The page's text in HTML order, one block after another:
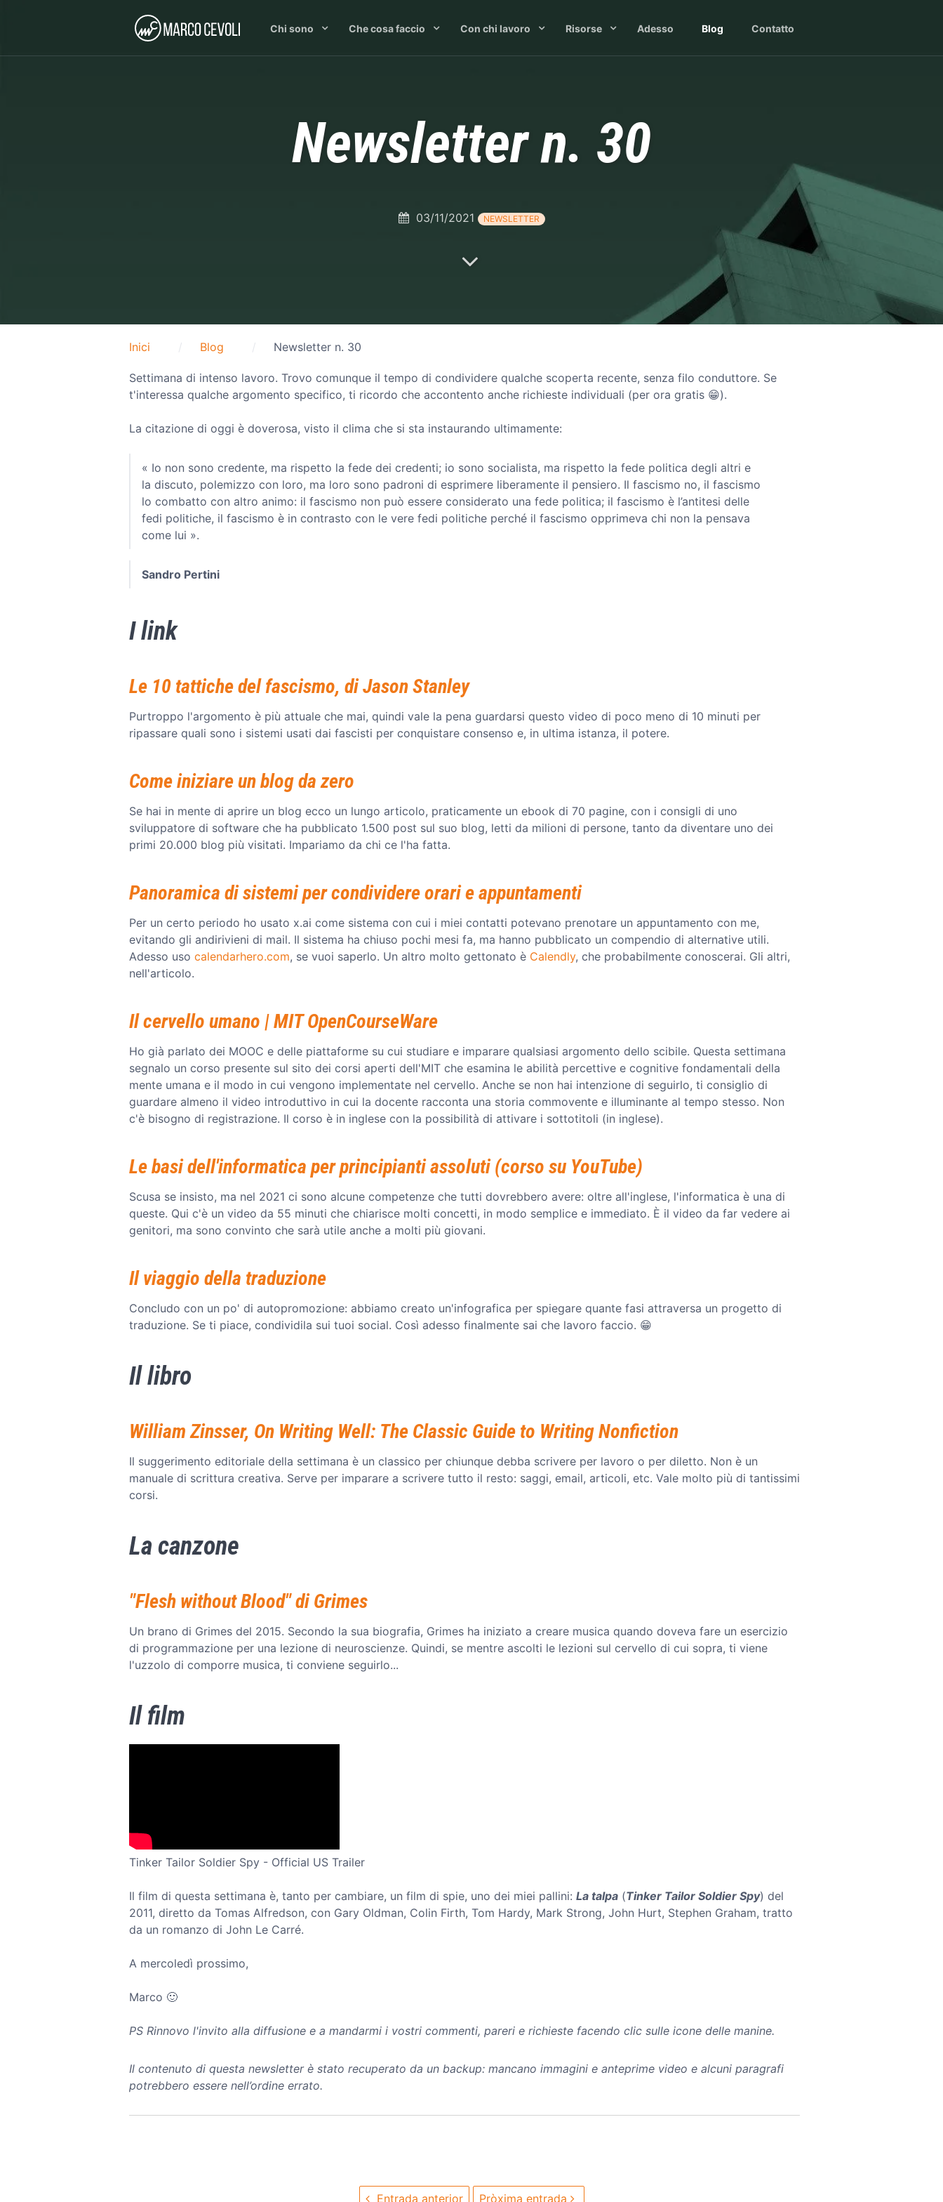
Chi sono Che cosa faccio Con chi lavoro Risorse Adesso Blog Contatto
Newsletter n. 30
03/11/2021 NEWSLETTER
Inici Blog Newsletter n. 30
Settimana di intenso lavoro. Trovo comunque il tempo di condividere qualche scoperta recente, senza filo conduttore. Se
t'interessa qualche argomento specifico, ti ricordo che accontento anche richieste individuali (per ora gratis 😁).
La citazione di oggi è doverosa, visto il clima che si sta instaurando ultimamente:
« Io non sono credente, ma rispetto la fede dei credenti; io sono socialista, ma rispetto la fede politica degli altri e
la discuto, polemizzo con loro, ma loro sono padroni di esprimere liberamente il pensiero. Il fascismo no, il fascismo
lo combatto con altro animo: il fascismo non può essere considerato una fede politica; il fascismo è l’antitesi delle
fedi politiche, il fascismo è in contrasto con le vere fedi politiche perché il fascismo opprimeva chi non la pensava
come lui ».
Sandro Pertini
I link
Le 10 tattiche del fascismo, di Jason Stanley
Purtroppo l'argomento è più attuale che mai, quindi vale la pena guardarsi questo video di poco meno di 10 minuti per
ripassare quali sono i sistemi usati dai fascisti per conquistare consenso e, in ultima istanza, il potere.
Come iniziare un blog da zero
Se hai in mente di aprire un blog ecco un lungo articolo, praticamente un ebook di 70 pagine, con i consigli di uno
sviluppatore di software che ha pubblicato 1.500 post sul suo blog, letti da milioni di persone, tanto da diventare uno dei
primi 20.000 blog più visitati. Impariamo da chi ce l'ha fatta.
Panoramica di sistemi per condividere orari e appuntamenti
Per un certo periodo ho usato x.ai come sistema con cui i miei contatti potevano prenotare un appuntamento con me,
evitando gli andirivieni di mail. Il sistema ha chiuso pochi mesi fa, ma hanno pubblicato un compendio di alternative utili.
Adesso uso calendarhero.com, se vuoi saperlo. Un altro molto gettonato è Calendly, che probabilmente conoscerai. Gli altri,
nell'articolo.
Il cervello umano | MIT OpenCourseWare
Ho già parlato dei MOOC e delle piattaforme su cui studiare e imparare qualsiasi argomento dello scibile. Questa settimana
segnalo un corso presente sul sito dei corsi aperti dell'MIT che esamina le abilità percettive e cognitive fondamentali della
mente umana e il modo in cui vengono implementate nel cervello. Anche se non hai intenzione di seguirlo, ti consiglio di
guardare almeno il video introduttivo in cui la docente racconta una storia commovente e illuminante al tempo stesso. Non
c'è bisogno di registrazione. Il corso è in inglese con la possibilità di attivare i sottotitoli (in inglese).
Le basi dell'informatica per principianti assoluti (corso su YouTube)
Scusa se insisto, ma nel 2021 ci sono alcune competenze che tutti dovrebbero avere: oltre all'inglese, l'informatica è una di
queste. Qui c'è un video da 55 minuti che chiarisce molti concetti, in modo semplice e immediato. È il video da far vedere ai
genitori, ma sono convinto che sarà utile anche a molti più giovani.
Il viaggio della traduzione
Concludo con un po' di autopromozione: abbiamo creato un'infografica per spiegare quante fasi attraversa un progetto di
traduzione. Se ti piace, condividila sui tuoi social. Così adesso finalmente sai che lavoro faccio. 😁
Il libro
William Zinsser, On Writing Well: The Classic Guide to Writing Nonfiction
Il suggerimento editoriale della settimana è un classico per chiunque debba scrivere per lavoro o per diletto. Non è un
manuale di scrittura creativa. Serve per imparare a scrivere tutto il resto: saggi, email, articoli, etc. Vale molto più di tantissimi
corsi.
La canzone
"Flesh without Blood" di Grimes
Un brano di Grimes del 2015. Secondo la sua biografia, Grimes ha iniziato a creare musica quando doveva fare un esercizio
di programmazione per una lezione di neuroscienze. Quindi, se mentre ascolti le lezioni sul cervello di cui sopra, ti viene
l'uzzolo di comporre musica, ti conviene seguirlo...
Il film
Tinker Tailor Soldier Spy - Official US Trailer
Il film di questa settimana è, tanto per cambiare, un film di spie, uno dei miei pallini: La talpa (Tinker Tailor Soldier Spy) del
2011, diretto da Tomas Alfredson, con Gary Oldman, Colin Firth, Tom Hardy, Mark Strong, John Hurt, Stephen Graham, tratto
da un romanzo di John Le Carré.
A mercoledì prossimo,
Marco 🙂
PS Rinnovo l'invito alla diffusione e a mandarmi i vostri commenti, pareri e richieste facendo clic sulle icone delle manine.
Il contenuto di questa newsletter è stato recuperato da un backup: mancano immagini e anteprime video e alcuni paragrafi
potrebbero essere nell’ordine errato.
Entrada anterior Pròxima entrada